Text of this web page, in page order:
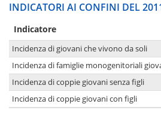
INDICATORI AI CONFINI DEL
Indicatore
Incidenza di giovani che vivono da soli
Incidenza di famiglie monogenitoriali
Incidenza di coppie giovani senza figli
Incidenza di coppie giovani con figli